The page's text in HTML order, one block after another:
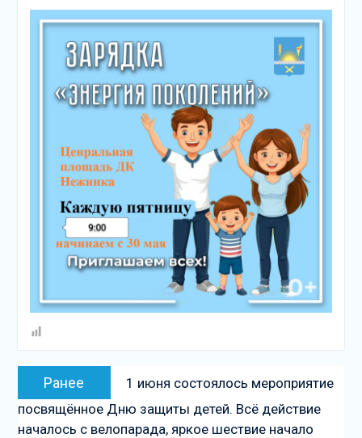
муки.
приглашает!
Наша землячка стала
финалисткой
Всероссийского
конкурса «Библиотекарь
года – 2025»
Навигация
записям
Ранее
запись:
1 июня состоялось мероприятие
посвящённое Дню защиты детей. Всё действие
началось с велопарада, яркое шествие начало